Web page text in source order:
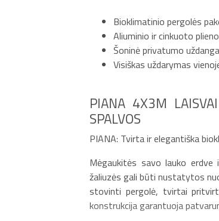
Bioklimatinio pergolės
Aliuminio ir cinkuoto
Šoninė privatumo
Visiškas uždarymas
PIANA 4X3M
SPALVOS
PIANA: Tvirta ir elegantiška
Mėgaukitės savo lauko
žaliuzės gali būti nustatytos
stovinti pergolė, tvirtai
konstrukcija garantuoja